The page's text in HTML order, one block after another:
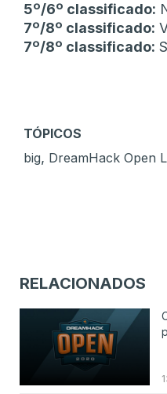
5º/6º classificado:
7º/8º classificado:
7º/8º classificado:
TÓPICOS
big, DreamHack Open
RELACIONADOS